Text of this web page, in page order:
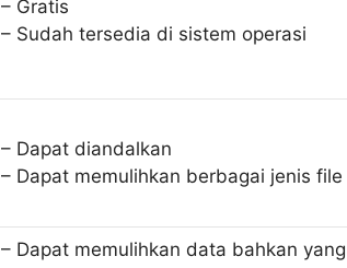
– Gratis
– Sudah tersedia di sistem operasi
– Dapat diandalkan
– Dapat memulihkan berbagai jenis file
– Dapat memulihkan data bahkan yang